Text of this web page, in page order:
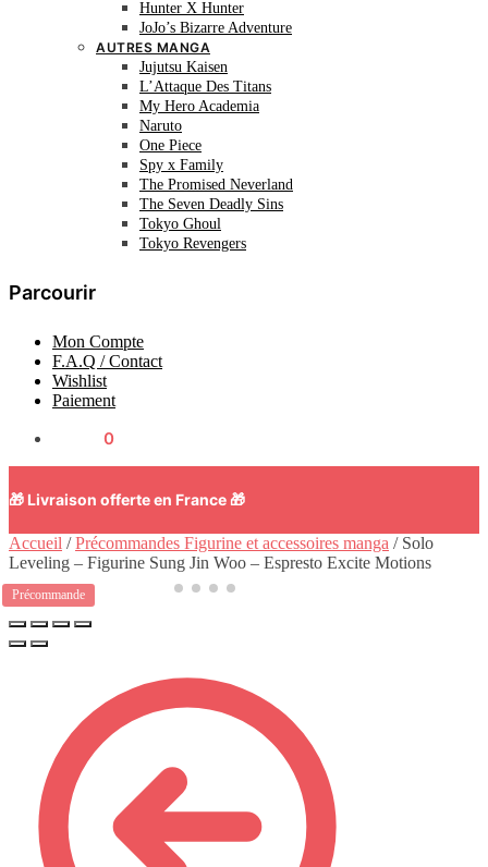
Hunter X Hunter
JoJo’s Bizarre Adventure
AUTRES MANGA
Jujutsu Kaisen
L’Attaque Des Titans
My Hero Academia
Naruto
One Piece
Spy x Family
The Promised Neverland
The Seven Deadly Sins
Tokyo Ghoul
Tokyo Revengers
Parcourir
Mon Compte
F.A.Q / Contact
Wishlist
Paiement
0
🎁 Livraison offerte en France 🎁
Accueil /Précommandes Figurine et accessoires manga / Solo
Leveling – Figurine Sung Jin Woo – Espresto Excite Motions
Précommande